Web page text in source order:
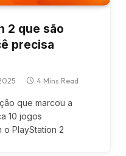
2 que são
precisa
4 Mins Read
que marcou a
10 jogos
o PlayStation 2